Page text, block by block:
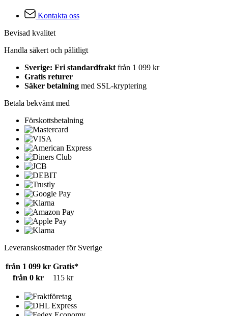
Kontakta oss
Bevisad kvalitet
Handla säkert och pålitligt
Sverige: Fri standardfrakt från 1 099 kr
Gratis returer
Säker betalning med SSL-kryptering
Betala bekvämt med
Förskottsbetalning
Leveranskostnader för Sverige
från 1 099 kr Gratis*
från 0 kr
115 kr